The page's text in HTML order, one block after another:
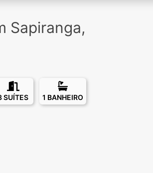
Sapiranga,
SUÍTES 1 BANHEIRO